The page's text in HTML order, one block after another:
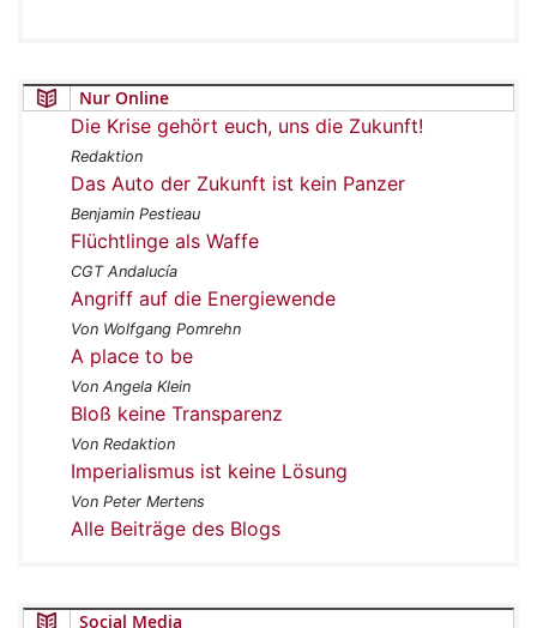
Nur Online
Die Krise gehört euch, uns die Zukunft!
Redaktion
Das Auto der Zukunft ist kein Panzer
Benjamin Pestieau
Flüchtlinge als Waffe
CGT Andalucía
Angriff auf die Energiewende
Von Wolfgang Pomrehn
A place to be
Von Angela Klein
Bloß keine Transparenz
Von Redaktion
Imperialismus ist keine Lösung
Von Peter Mertens
Alle Beiträge des Blogs
Social Media